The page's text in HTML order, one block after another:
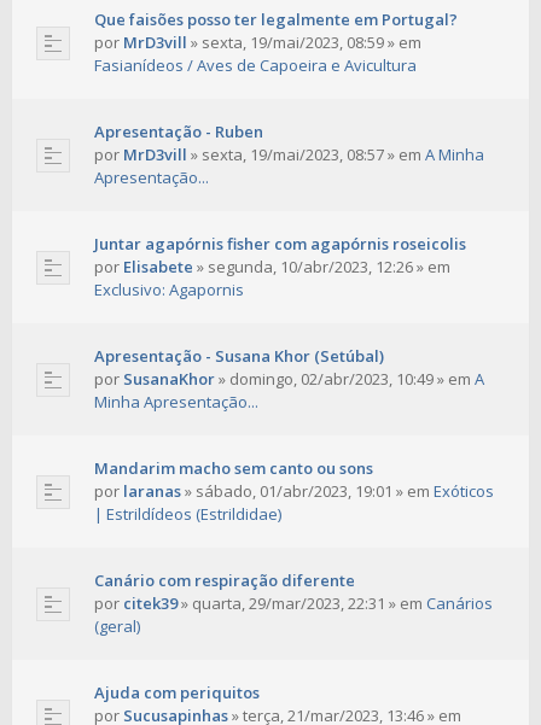
Que faisões posso ter legalmente em Portugal?
por MrD3vill » sexta, 19/mai/2023, 08:59» em
Fasianídeos / Aves de Capoeira e Avicultura
Apresentação - Ruben
por MrD3vill » sexta, 19/mai/2023, 08:57» em A Minha
Apresentação...
Juntar agapórnis fisher com agapórnis roseicolis
por Elisabete » segunda, 10/abr/2023, 12:26» em
Exclusivo: Agapornis
Apresentação - Susana Khor (Setúbal)
por SusanaKhor» domingo, 02/abr/2023, 10:49» em A
Minha Apresentação...
Mandarim macho sem canto ou sons
por laranas» sábado, 01/abr/2023, 19:01 » em Exóticos
| Estrildídeos (Estrildidae)
Canário com respiração diferente
por citek39» quarta, 29/mar/2023, 22:31 » em Canários
(geral)
Ajuda com periquitos
por Sucusapinhas»terça, 21/mar/2023, 13:46» em